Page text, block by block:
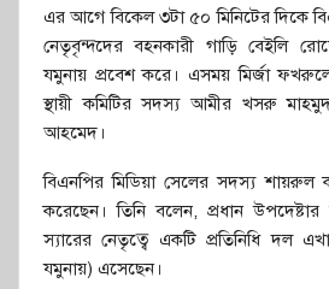
এর আগে বিকেল ৩টা ৫০ মিনিটের দিকে
নেতৃবৃন্দদের বহনকারী গাড়ি বেইলি
যমুনায় প্রবেশ করে। এসময় মির্জা
স্থায়ী কমিটির সদস্য আমীর খসরু
আহমেদ।
বিএনপির মিডিয়া সেলের সদস্য শায়রুল
করেছেন। তিনি বলেন, প্রধান উপদেষ্টার
স্যারের নেতৃত্বে একটি প্রতিনিধি দল
যমুনায়) এসেছেন।